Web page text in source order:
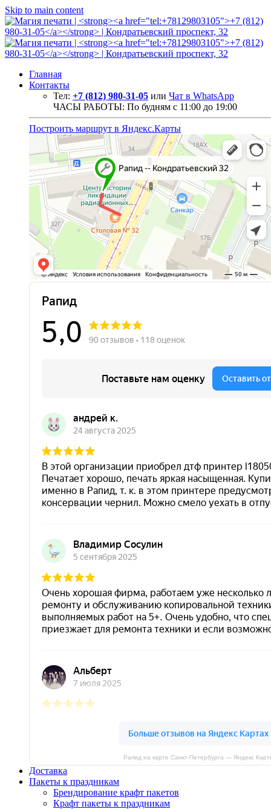
Skip to main content
Главная
Контакты
Тел: +7 (812) 980-31-05 или Чат в WhatsApp
ЧАСЫ РАБОТЫ: По будням с 11:00 до 19:00
Построить маршрут в Яндекс.Карты
Рапид на карте Санкт‑Петербурга — Яндекс
Доставка
Пакеты к праздникам
Брендирование крафт пакетов
Крафт пакеты к праздникам